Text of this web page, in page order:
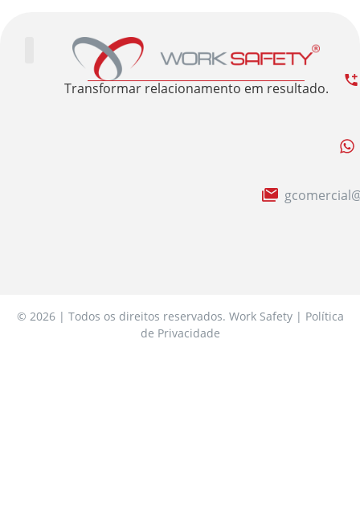
Transformar relacionamento em resultado.
© 2026 | Todos os direitos reservados. Work Safety | Política
de Privacidade